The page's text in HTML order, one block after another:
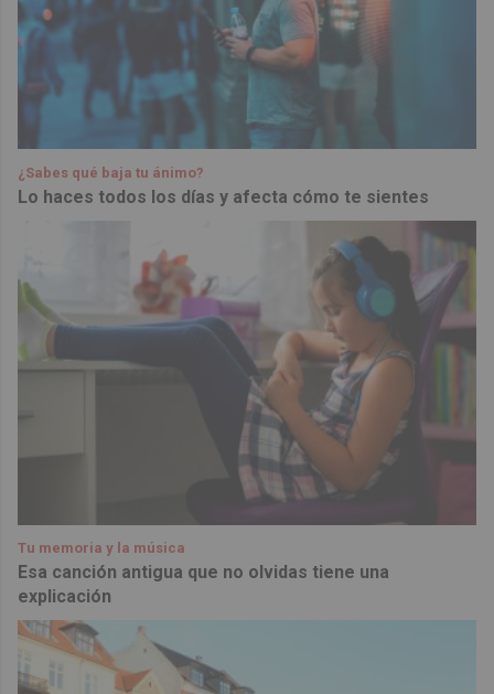
¿Sabes qué baja tu ánimo?
Lo haces todos los días y afecta cómo te sientes
Tu memoria y la música
Esa canción antigua que no olvidas tiene una
explicación